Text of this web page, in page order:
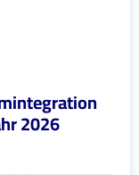
2026